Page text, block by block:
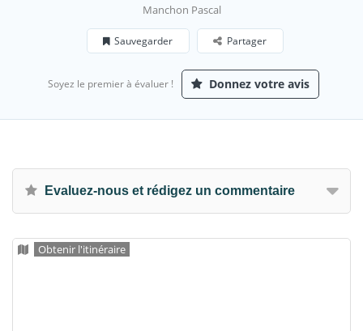
Manchon Pascal
Sauvegarder Partager
Soyez le premier à évaluer ! Donnez votre avis
Evaluez-nous et rédigez un commentaire
Obtenir l'itinéraire